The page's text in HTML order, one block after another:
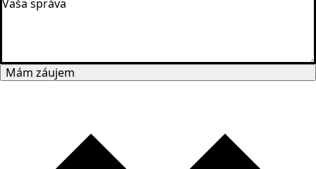
Mám záujem